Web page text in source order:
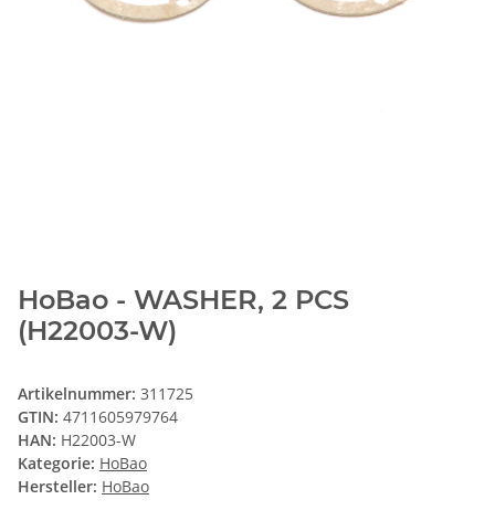
HoBao - WASHER, 2 PCS
(H22003-W)
Artikelnummer: 311725
GTIN: 4711605979764
HAN: H22003-W
Kategorie: HoBao
Hersteller: HoBao